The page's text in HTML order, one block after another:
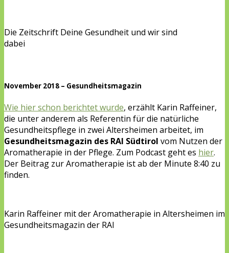
Die Zeitschrift Deine Gesundheit und wir sind
dabei
November 2018 – Gesundheitsmagazin
Wie hier schon berichtet wurde, erzählt Karin Raffeiner,
die unter anderem als Referentin für die natürliche
Gesundheitspflege in zwei Altersheimen arbeitet, im
Gesundheitsmagazin des RAI Südtirol vom Nutzen der
Aromatherapie in der Pflege. Zum Podcast geht es hier.
Der Beitrag zur Aromatherapie ist ab der Minute 8:40 zu
finden.
Karin Raffeiner mit der Aromatherapie in Altersheimen im
Gesundheitsmagazin der RAI